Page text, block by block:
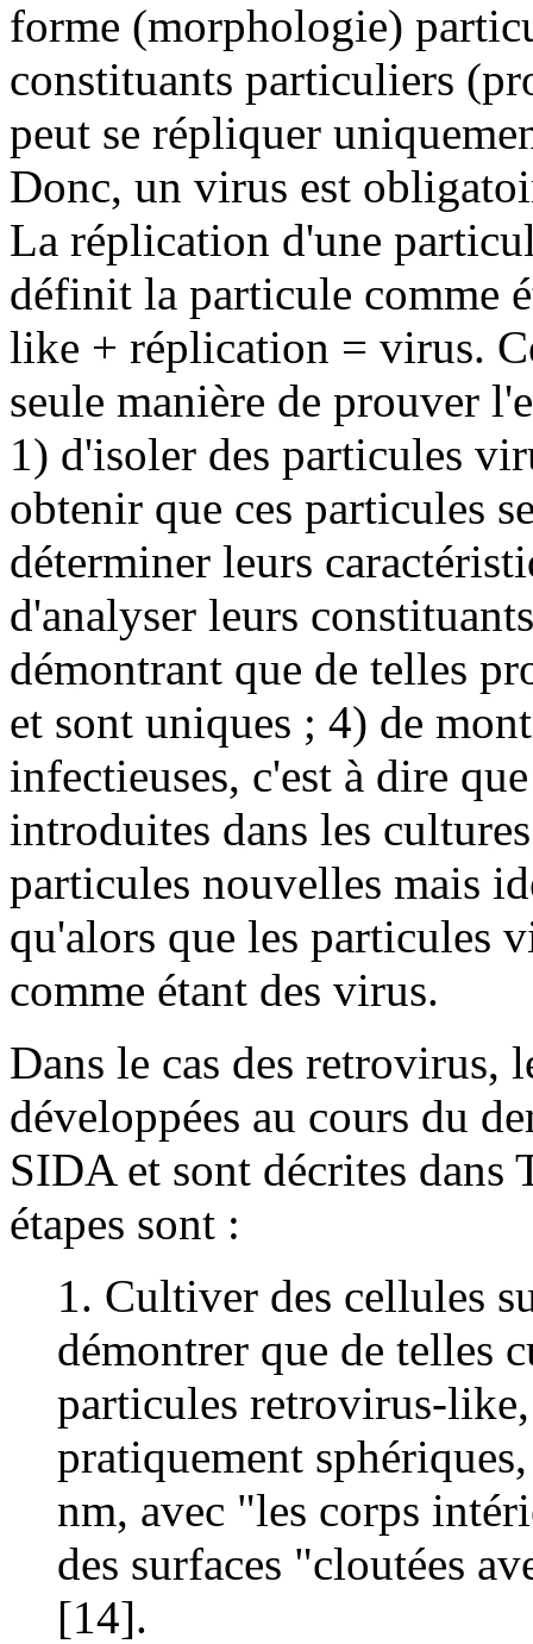
forme (morphologie)
constituants particuliers
peut se répliquer
Donc, un virus est
La réplication d'une
définit la particule comme
like + réplication = virus.
seule manière de prouver
1) d'isoler des particules
obtenir que ces particules
déterminer leurs
d'analyser leurs
démontrant que de telles
et sont uniques ; 4) de
infectieuses, c'est à dire
introduites dans les
particules nouvelles mais
qu'alors que les particules
comme étant des virus.
Dans le cas des retrovirus,
développées au cours du
SIDA et sont décrites
étapes sont :
1. Cultiver des cellules
démontrer que de telles
particules retrovirus-
pratiquement
nm, avec "les corps
des surfaces "cloutées
[14].